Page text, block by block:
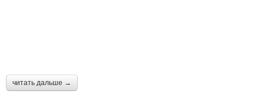
читать дальше →